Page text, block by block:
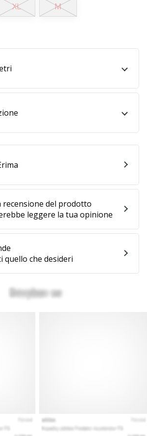
2 min.
XL M
del prodotto
recensione del prodotto
leggere la tua opinione
quello che desideri